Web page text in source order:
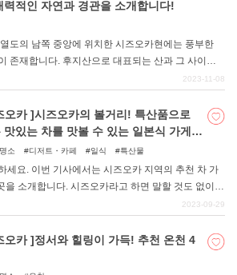
력적인 자연과 경관을 소개합니다!
도의 남쪽 중앙에 위치한 시즈오카현에는 풍부한
존재합니다. 후지산으로 대표되는 산과 그 사이를
는 맑은 물, 그리고 광활한 태평양에 면한 해안선 등 그
을 체험하거나 대자연 특유의 액티브한 놀이에 도전
것은 어떨까. 이번 기사에서는 그런 매력적인 자연
관을 만끽할 수 있는 장소 5곳을 소개합니다.
2023-11-08
오카 ]시즈오카의 볼거리! 특산품으로
맛있는 차를 맛볼 수 있는 일본식 가게를
니다!
소 디저트・카페 일식 특산물
세요. 이번 기사에서는 시즈오카 지역의 추천 차 가
을 소개합니다. 시즈오카라고 하면 말할 것도 없이
특산품으로 자리 잡고 있습니다. '시즈오카=차'라는 이
에 관광객들은 너도나도 차를 마시고 싶어진다. 일
위기도 있고, 비일상적이고 전통적인 차분한 분위
즐길 수 있습니다. 이번 기사를 참고하여 시즈오카 지
2023-09-29
오카 ]정서와 힐링이 가득! 추천 온천 4